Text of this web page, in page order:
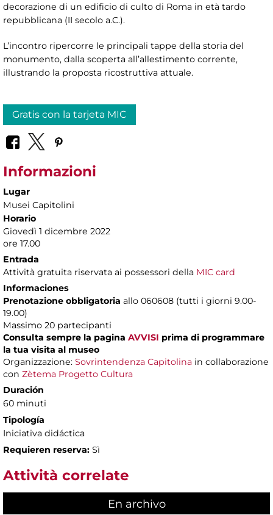
decorazione di un edificio di culto di Roma in età tardo
repubblicana (II secolo a.C.).
L’incontro ripercorre le principali tappe della storia del
monumento, dalla scoperta all’allestimento corrente,
illustrando la proposta ricostruttiva attuale.
Gratis con la tarjeta MIC
Informazioni
Lugar
Musei Capitolini
Horario
Giovedì 1 dicembre 2022
ore 17.00
Entrada
Attività gratuita riservata ai possessori della MIC card
Informaciones
Prenotazione obbligatoria allo 060608 (tutti i giorni 9.00-
19.00)
Massimo 20 partecipanti
Consulta sempre la pagina AVVISI prima di programmare
la tua visita al museo
Organizzazione: Sovrintendenza Capitolina in collaborazione
con Zètema Progetto Cultura
Duración
60 minuti
Tipología
Iniciativa didáctica
Requieren reserva: Sì
Attività correlate
En archivo